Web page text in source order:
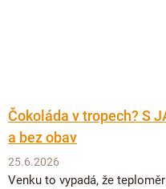
Čokoláda v tropech? S
a bez obav
25.6.2026
Venku to vypadá, že